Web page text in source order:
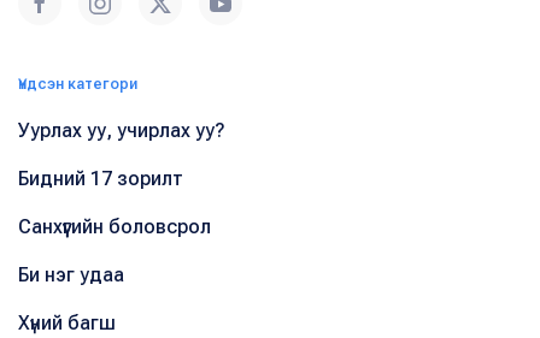
Үндсэн категори
Уурлах уу, учирлах уу?
Бидний 17 зорилт
Санхүүгийн боловсрол
Би нэг удаа
Хүний багш